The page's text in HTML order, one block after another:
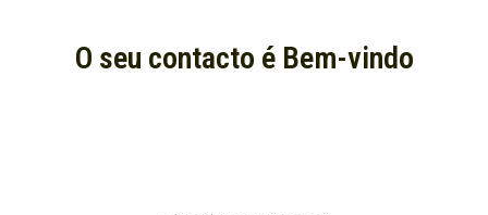
O seu contacto é Bem-vindo